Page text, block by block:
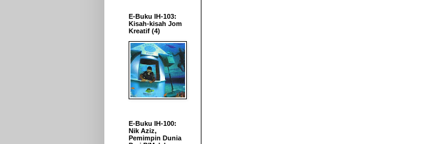
E-Buku IH-103:
Kisah-kisah Jom
Kreatif (4)
E-Buku IH-100:
Nik Aziz,
Pemimpin Dunia